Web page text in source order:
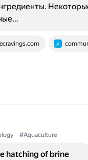
#Aquaculture
hatching of brine